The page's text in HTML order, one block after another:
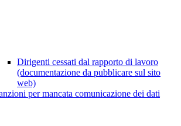
Dirigenti cessati dal rapporto di lavoro
(documentazione da pubblicare sul sito
web)
per mancata comunicazione dei dati